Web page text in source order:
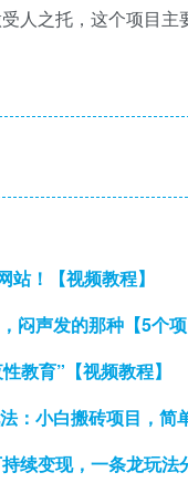
人之托，这个项目
！【视频教程】
闷声发的那种【5个项
教育”【视频教程】
：小白搬砖项目，简
续变现，一条龙玩法